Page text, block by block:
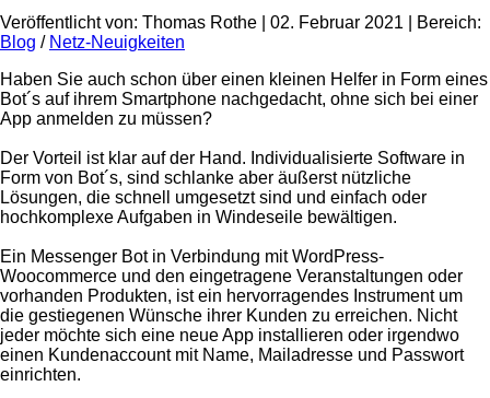
Veröffentlicht von: Thomas Rothe 02. Februar 2021 | Bereich:
Blog / Netz-Neuigkeiten
Haben Sie auch schon über einen kleinen Helfer in Form eines
Bot´s auf ihrem Smartphone nachgedacht, ohne sich bei einer
App anmelden zu müssen?
Der Vorteil ist klar auf der Hand. Individualisierte Software in
Form von Bot´s, sind schlanke aber äußerst nützliche
Lösungen, die schnell umgesetzt sind und einfach oder
hochkomplexe Aufgaben in Windeseile bewältigen.
Ein Messenger Bot in Verbindung mit WordPress-
Woocommerce und den eingetragene Veranstaltungen oder
vorhanden Produkten, ist ein hervorragendes Instrument um
die gestiegenen Wünsche ihrer Kunden zu erreichen. Nicht
jeder möchte sich eine neue App installieren oder irgendwo
einen Kundenaccount mit Name, Mailadresse und Passwort
einrichten.